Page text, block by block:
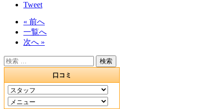
Tweet
« 前へ
一覧へ
次へ »